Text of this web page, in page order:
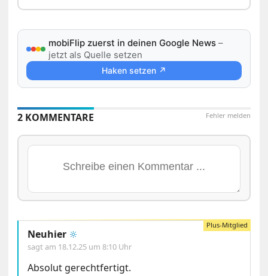
mobiFlip zuerst in deinen Google News –
jetzt als Quelle setzen
Haken setzen ↗
Fehler melden
2 KOMMENTARE
Neuhier 🔆
sagt am 18.12.25 um 8:10 Uhr
Absolut gerechtfertigt.